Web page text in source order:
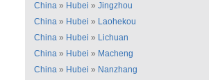
China » Hubei » Jingzhou
China » Hubei » Laohekou
China » Hubei » Lichuan
China » Hubei » Macheng
China » Hubei » Nanzhang